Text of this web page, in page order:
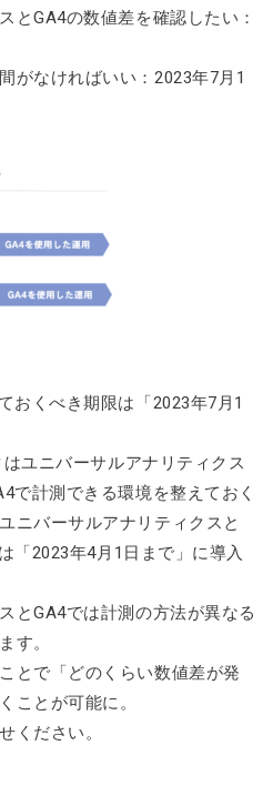
とGA4の数値差を確認したい：
がなければいい：2023年7月1
おくべき期限は「2023年7月1
ユニバーサルアナリティクス
で計測できる環境を整えておく
ニバーサルアナリティクスと
「2023年4月1日まで」に導入
とGA4では計測の方法が異なる
す。
とで「どのくらい数値差が発
ことが可能に。
ください。